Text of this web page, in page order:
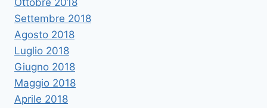
Settembre 2018
Agosto 2018
Luglio 2018
Giugno 2018
Maggio 2018
Aprile 2018